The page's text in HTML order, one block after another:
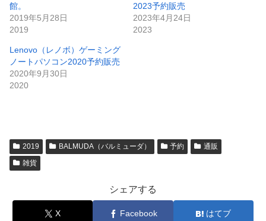
館。
2019年5月28日
2019
2023予約販売
2023年4月24日
2023
Lenovo（レノボ）ゲーミング
ノートパソコン2020予約販売
2020年9月30日
2020
2019 BALMUDA（バルミューダ） 予約
通販
雑貨
シェアする
X Facebook はてブ